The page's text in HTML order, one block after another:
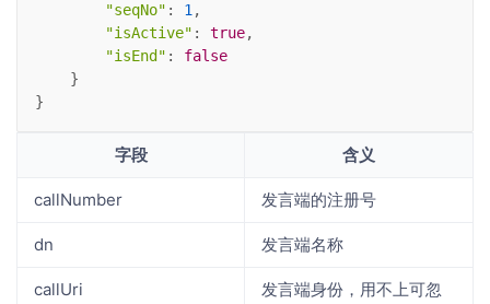
"seqNo" : 1 ,
"isActive" : true,
"isEnd" : false
    }
}
字段 含义
callNumber 发言端的注册号
dn 发言端名称
callUri
发言端身份，用不上可忽